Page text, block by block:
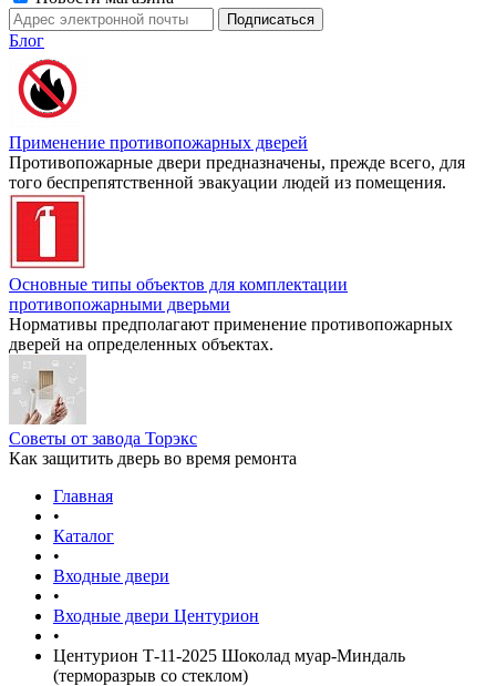
Блог
Применение противопожарных дверей
Противопожарные двери предназначены, прежде всего, для
того беспрепятственной эвакуации людей из помещения.
Основные типы объектов для комплектации
противопожарными дверьми
Нормативы предполагают применение противопожарных
дверей на определенных объектах.
Советы от завода Торэкс
Как защитить дверь во время ремонта
Главная
•
Каталог
•
Входные двери
•
Входные двери Центурион
•
Центурион Т-11-2025 Шоколад муар-Миндаль
(терморазрыв со стеклом)